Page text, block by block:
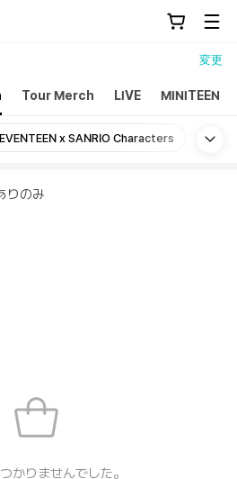
変更
Tour Merch LIVE MINITEEN
x SANRIO Characters
りのみ
かりませんでした。